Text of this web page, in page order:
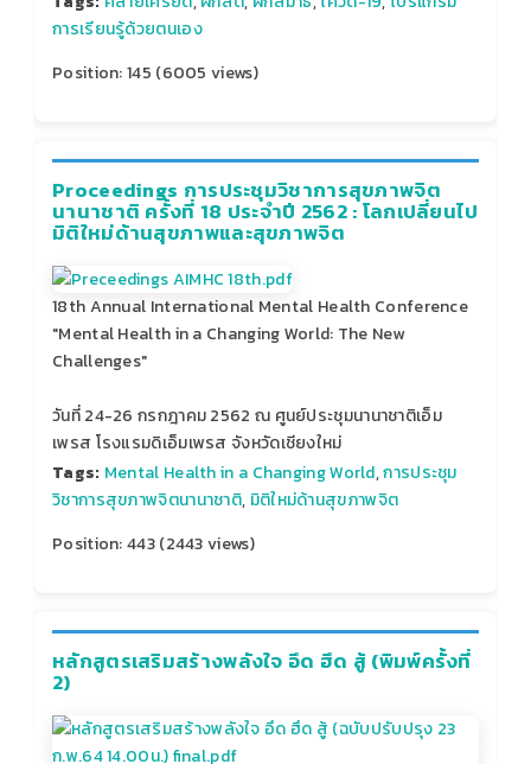
การเรียนรู้ด้วยตนเอง
Position:145 (6005 views)
Proceedings การประชุมวิชาการสุขภาพจิต
นานาชาติ ครั้งที่ 18 ประจำปี 2562 : โลกเปลี่ยนไป
มิติใหม่ด้านสุขภาพและสุขภาพจิต
18th Annual International Mental Health Conference
"Mental Health in a Changing World: The New
Challenges"
วันที่ 24-26 กรกฎาคม 2562 ณ ศูนย์ประชุมนานาชาติเอ็ม
เพรส โรงแรมดิเอ็มเพรส จังหวัดเชียงใหม่
Tags: Mental Health in a Changing World,การประชุม
วิชาการสุขภาพจิตนานาชาติ, มิติใหม่ด้านสุขภาพจิต
Position:443(2443views)
หลักสูตรเสริมสร้างพลังใจ อึด ฮึด สู้ (พิมพ์ครั้งที่
2)